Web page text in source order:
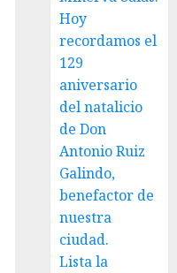
Hoy
recordamos el
129
aniversario
del natalicio
de Don
Antonio Ruiz
Galindo,
benefactor de
nuestra
ciudad.
Lista la